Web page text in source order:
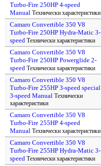
Turbo-Fire 250HP 4-speed
Manual Технически характеристики
Camaro Convertible 350 V8
Turbo-Fire 250HP Hydra-Matic 3-
speed Технически характеристики
Camaro Convertible 350 V8
Turbo-Fire 250HP Powerglide 2-
speed Технически характеристики
Camaro Convertible 350 V8
Turbo-Fire 255HP 3-speed special
3-speed Manual Технически
характеристики
Camaro Convertible 350 V8
Turbo-Fire 255HP 4-speed
Manual Технически характеристики
Camaro Convertible 350 V8
Turbo-Fire 255HP Hydra-Matic 3-
speed Технически характеристики